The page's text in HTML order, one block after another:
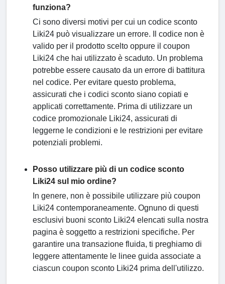
funziona?
Ci sono diversi motivi per cui un codice sconto
Liki24 può visualizzare un errore. Il codice non è
valido per il prodotto scelto oppure il coupon
Liki24 che hai utilizzato è scaduto. Un problema
potrebbe essere causato da un errore di battitura
nel codice. Per evitare questo problema,
assicurati che i codici sconto siano copiati e
applicati correttamente. Prima di utilizzare un
codice promozionale Liki24, assicurati di
leggerne le condizioni e le restrizioni per evitare
potenziali problemi.
Posso utilizzare più di un codice sconto
Liki24 sul mio ordine?
In genere, non è possibile utilizzare più coupon
Liki24 contemporaneamente. Ognuno di questi
esclusivi buoni sconto Liki24 elencati sulla nostra
pagina è soggetto a restrizioni specifiche. Per
garantire una transazione fluida, ti preghiamo di
leggere attentamente le linee guida associate a
ciascun coupon sconto Liki24 prima dell'utilizzo.